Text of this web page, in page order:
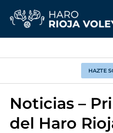
HAZTE
Noticias –
del Haro